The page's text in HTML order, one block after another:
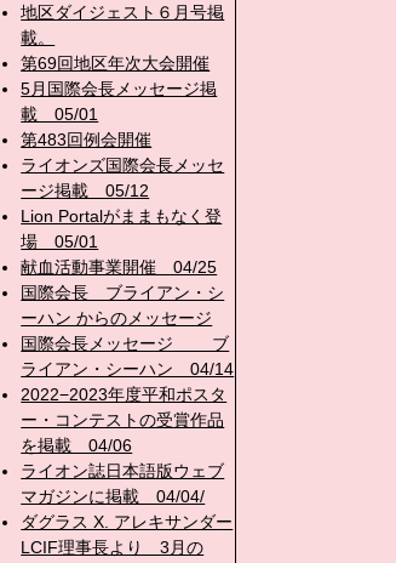
地区ダイジェスト６月号掲
載。
第69回地区年次大会開催
5月国際会長メッセージ掲
載 05/01
第483回例会開催
ライオンズ国際会長メッセ
ージ掲載 05/12
Lion Portalがままもなく登
場 05/01
献血活動事業開催 04/25
国際会長 ブライアン・シ
ーハン からのメッセージ
国際会長メッセージ ブ
ライアン・シーハン 04/14
2022−2023年度平和ポスタ
ー・コンテストの受賞作品
を掲載 04/06
ライオン誌日本語版ウェブ
マガジンに掲載 04/04/
ダグラス X. アレキサンダー
LCIF理事長より 3月の